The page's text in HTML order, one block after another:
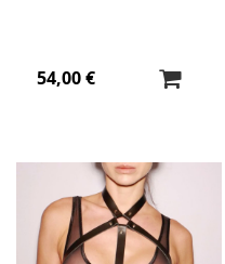
54,00 €